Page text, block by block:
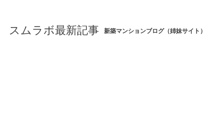
スムラボ最新記事 新築マンションブログ（姉妹サイト）